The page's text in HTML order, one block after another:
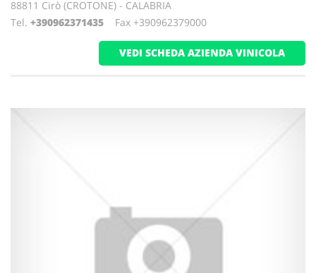
88811 Cirò (CROTONE) - CALABRIA
Tel. +390962371435 Fax +390962379000
VEDI SCHEDA AZIENDA VINICOLA